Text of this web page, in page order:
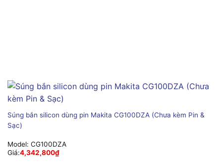
Súng bắn silicon dùng pin Makita CG100DZA (Chưa kèm Pin &
Sạc)
Model: CG100DZA
Giá:4,342,800₫